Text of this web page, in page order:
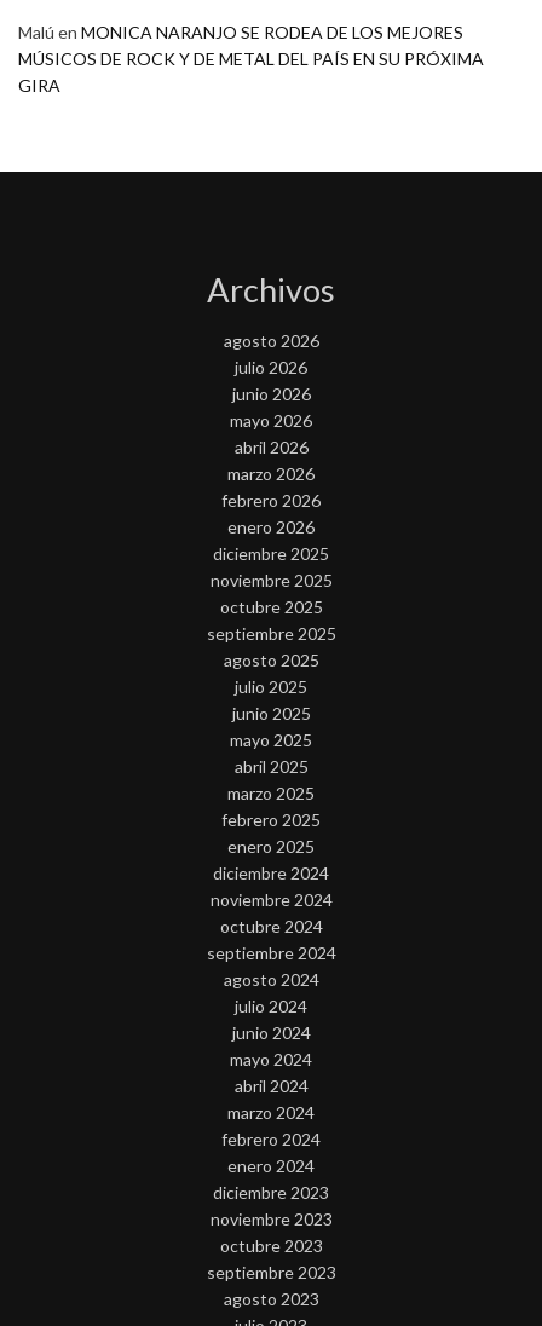
Malú en MONICA NARANJO SE RODEA DE LOS MEJORES
MÚSICOS DE ROCK Y DE METAL DEL PAÍS EN SU PRÓXIMA
GIRA
Archivos
agosto 2026
julio 2026
junio 2026
mayo 2026
abril 2026
marzo 2026
febrero 2026
enero 2026
diciembre 2025
noviembre 2025
octubre 2025
septiembre 2025
agosto 2025
julio 2025
junio 2025
mayo 2025
abril 2025
marzo 2025
febrero 2025
enero 2025
diciembre 2024
noviembre 2024
octubre 2024
septiembre 2024
agosto 2024
julio 2024
junio 2024
mayo 2024
abril 2024
marzo 2024
febrero 2024
enero 2024
diciembre 2023
noviembre 2023
octubre 2023
septiembre 2023
agosto 2023